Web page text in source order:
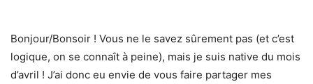
Bonjour/Bonsoir ! Vous ne le savez sûrement pas (et c’est
logique, on se connaît à peine), mais je suis native du mois
d’avril ! J’ai donc eu envie de vous faire partager mes